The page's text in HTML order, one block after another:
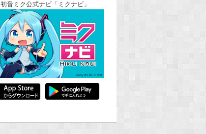
初音ミク公式ナビ「ミクナビ」